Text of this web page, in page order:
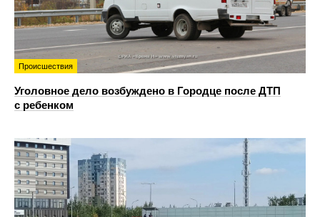
Происшествия
Уголовное дело возбуждено в Городце после ДТП
с ребенком